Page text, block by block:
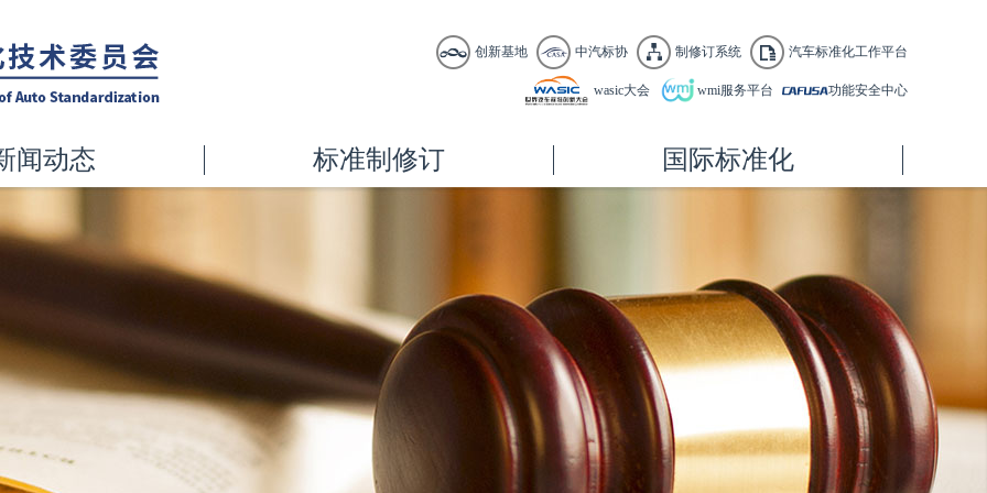
创新基地 中汽标协 制修订系统 汽车标准化工作平台
wasic大会 wmi服务平台 功能安全中心
闻动态 标准制修订 国际标准化